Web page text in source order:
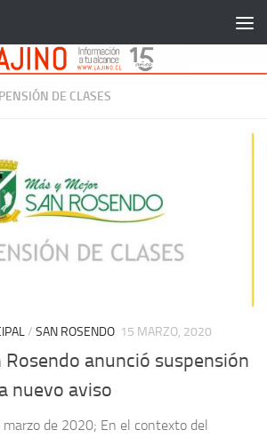
DE CLASES
/ SAN ROSENDO 15 MARZO, 2020
Rosendo anunció suspensión
nuevo aviso
marzo de 2020; En el contexto del